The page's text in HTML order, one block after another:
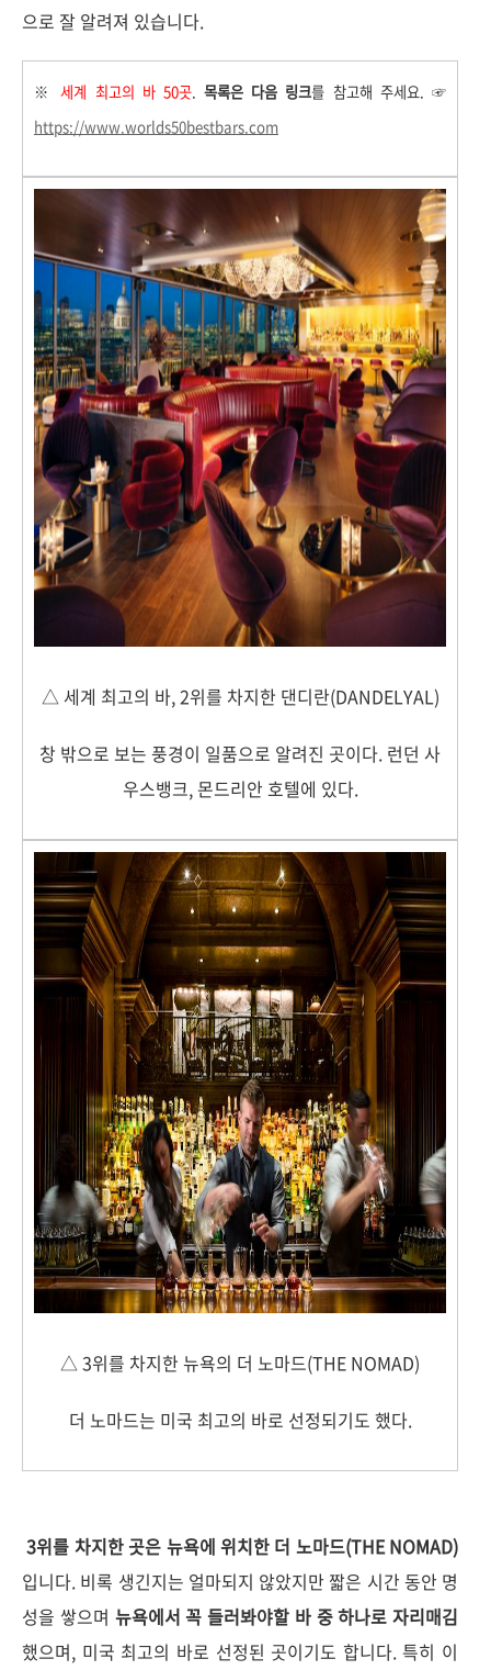
으로 잘 알려져 있습니다.
※ 세계 최고의 바 50곳.목록은 다음 링크를 참고해 주세요.☞
https://www.worlds50bestbars.com
△ 세계 최고의 바, 2위를 차지한 댄디란(DANDELYAL)
창 밖으로 보는 풍경이 일품으로 알려진 곳이다. 런던 사
우스뱅크, 몬드리안 호텔에 있다.
△ 3위를 차지한 뉴욕의 더 노마드(THE NOMAD)
더 노마드는 미국 최고의 바로 선정되기도 했다.
3위를 차지한 곳은 뉴욕에 위치한 더 노마드(THE NOMAD)
입니다. 비록 생긴지는 얼마되지 않았지만 짧은 시간 동안 명
성을 쌓으며 뉴욕에서 꼭 들러봐야할 바 중 하나로 자리매김
했으며, 미국 최고의 바로 선정된 곳이기도 합니다. 특히 이